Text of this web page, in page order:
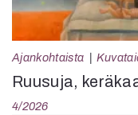
Ajankohtaista
Ruusuja,
4/2026